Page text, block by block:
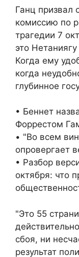
Ганц призвал
комиссию по
трагедии 7
это
Когда ему
когда
глубинное
• Беннет
Форрестом
• "Во всем
опровергает
• Разбор
октября: что
"Это 55
сбоя, ни
результат